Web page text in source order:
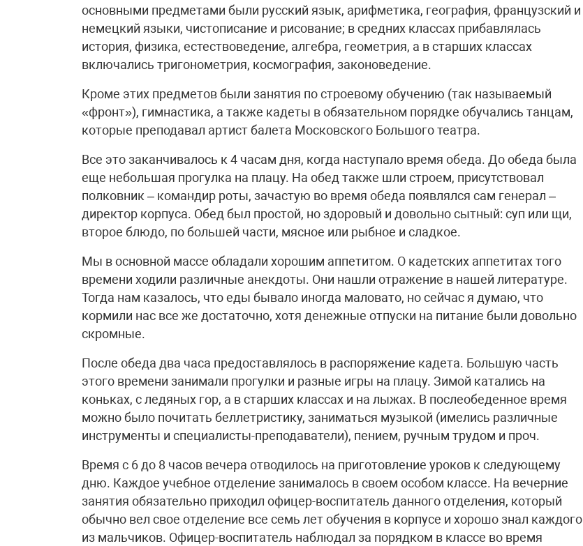
основными предметами были русский язык, арифметика, география, французский и
немецкий языки, чистописание и рисование; в средних классах прибавлялась
история, физика, естествоведение, алгебра, геометрия, а в старших классах
включались тригонометрия, космография, законоведение.
Кроме этих предметов были занятия по строевому обучению (так называемый
«фронт»), гимнастика, а также кадеты в обязательном порядке обучались танцам,
которые преподавал артист балета Московского Большого театра.
Все это заканчивалось к 4 часам дня, когда наступало время обеда. До обеда была
еще небольшая прогулка на плацу. На обед также шли строем, присутствовал
полковник – командир роты, зачастую во время обеда появлялся сам генерал –
директор корпуса. Обед был простой, но здоровый и довольно сытный: суп или щи,
второе блюдо, по большей части, мясное или рыбное и сладкое.
Мы в основной массе обладали хорошим аппетитом. О кадетских аппетитах того
времени ходили различные анекдоты. Они нашли отражение в нашей литературе.
Тогда нам казалось, что еды бывало иногда маловато, но сейчас я думаю, что
кормили нас все же достаточно, хотя денежные отпуски на питание были довольно
скромные.
После обеда два часа предоставлялось в распоряжение кадета. Большую часть
этого времени занимали прогулки и разные игры на плацу. Зимой катались на
коньках, с ледяных гор, а в старших классах и на лыжах. В послеобеденное время
можно было почитать беллетристику, заниматься музыкой (имелись различные
инструменты и специалисты-преподаватели), пением, ручным трудом и проч.
Время с 6 до 8 часов вечера отводилось на приготовление уроков к следующему
дню. Каждое учебное отделение занималось в своем особом классе. На вечерние
занятия обязательно приходил офицер-воспитатель данного отделения, который
обычно вел свое отделение все семь лет обучения в корпусе и хорошо знал каждого
из мальчиков. Офицер-воспитатель наблюдал за порядком в классе во время